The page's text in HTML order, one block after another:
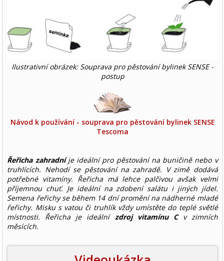
Ilustrativní obrázek: Souprava pro pěstování bylinek SENSE -
postup
Návod k používání - souprava pro pěstování bylinek SENSE
Tescoma
Řeřicha zahradníje ideální pro pěstování na buničině nebo v
truhlících. Nehodí se pěstování na zahradě. V zimě dodává
potřebné vitamíny. Řeřicha má lehce palčivou avšak velmi
příjemnou chuť. Je ideální na zdobení salátu i jiných jídel.
Semena řeřichy se během 14 dní promění na nádherné mladé
řeřichy. Misku s vatou či truhlík vždy umístěte do teplé světlé
místnosti. Řeřicha je ideální zdroj vitamínu Cv zimních
měsících.